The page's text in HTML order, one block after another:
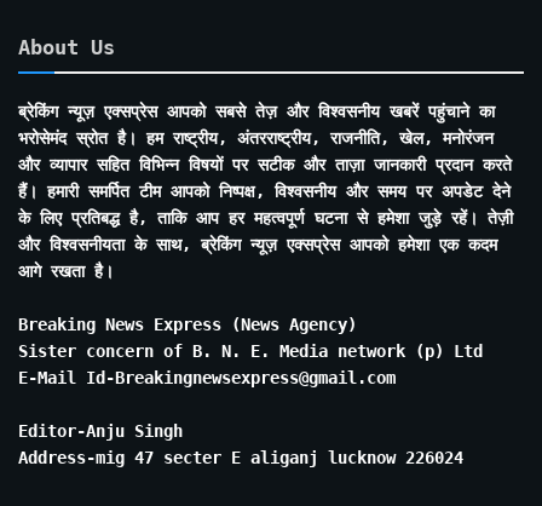
About Us
ब्रेकिंग न्यूज़ एक्सप्रेस आपको सबसे तेज़ और विश्वसनीय खबरें पहुंचाने का
भरोसेमंद स्रोत है। हम राष्ट्रीय, अंतरराष्ट्रीय, राजनीति, खेल, मनोरंजन
और व्यापार सहित विभिन्न विषयों पर सटीक और ताज़ा जानकारी प्रदान करते
हैं। हमारी समर्पित टीम आपको निष्पक्ष, विश्वसनीय और समय पर अपडेट देने
के लिए प्रतिबद्ध है, ताकि आप हर महत्वपूर्ण घटना से हमेशा जुड़े रहें। तेज़ी
और विश्वसनीयता के साथ, ब्रेकिंग न्यूज़ एक्सप्रेस आपको हमेशा एक कदम
आगे रखता है।
Breaking News Express (News Agency)
Sister concern of B. N. E. Media network (p) Ltd
E-Mail Id-Breakingnewsexpress@gmail.com
Editor-Anju Singh
Address-mig 47 secter E aliganj lucknow 226024